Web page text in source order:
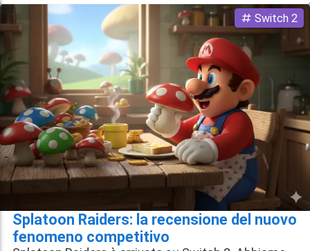
Splatoon Raiders: la recensione del nuovo
fenomeno competitivo
Switch 2